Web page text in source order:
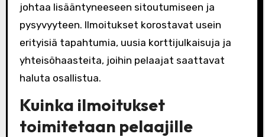
johtaa lisääntyneeseen sitoutumiseen ja
pysyvyyteen. Ilmoitukset korostavat usein
erityisiä tapahtumia, uusia korttijulkaisuja ja
yhteisöhaasteita, joihin pelaajat saattavat
haluta osallistua.
Kuinka ilmoitukset
toimitetaan pelaajille